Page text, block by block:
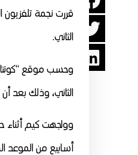
قررت نجمة تلفزيون
الثاني.
وحسب موقع
الثاني، وذلك بعد
وواجهت كيم أثناء
أسابيع من الموعد المحدد